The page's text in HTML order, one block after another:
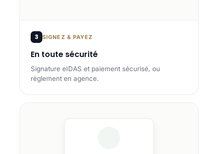
3 SIGNEZ & PAYEZ
En toute sécurité
Signature eIDAS et paiement sécurisé, ou
règlement en agence.